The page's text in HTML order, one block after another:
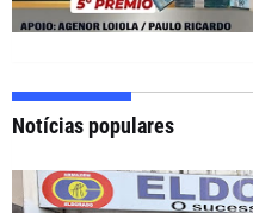
Notícias populares